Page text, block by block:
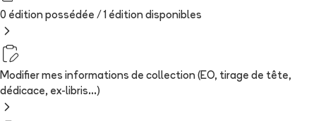
0 édition possédée / 1 édition disponibles
Modifier mes informations de collection (EO, tirage de tête,
dédicace, ex-libris...)